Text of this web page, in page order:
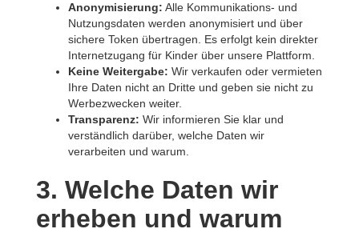
Anonymisierung: Alle Kommunikations- und
Nutzungsdaten werden anonymisiert und über
sichere Token übertragen. Es erfolgt kein direkter
Internetzugang für Kinder über unsere Plattform.
Keine Weitergabe: Wir verkaufen oder vermieten
Ihre Daten nicht an Dritte und geben sie nicht zu
Werbezwecken weiter.
Transparenz: Wir informieren Sie klar und
verständlich darüber, welche Daten wir
verarbeiten und warum.
3. Welche Daten wir
erheben und warum